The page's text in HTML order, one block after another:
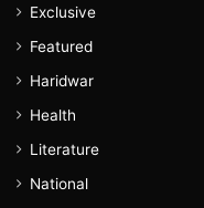
Exclusive
Featured
Haridwar
Health
Literature
National